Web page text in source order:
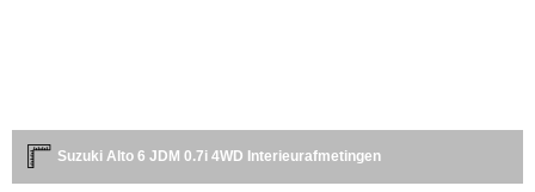
Suzuki Alto 6 JDM 0.7i 4WD Interieurafmetingen